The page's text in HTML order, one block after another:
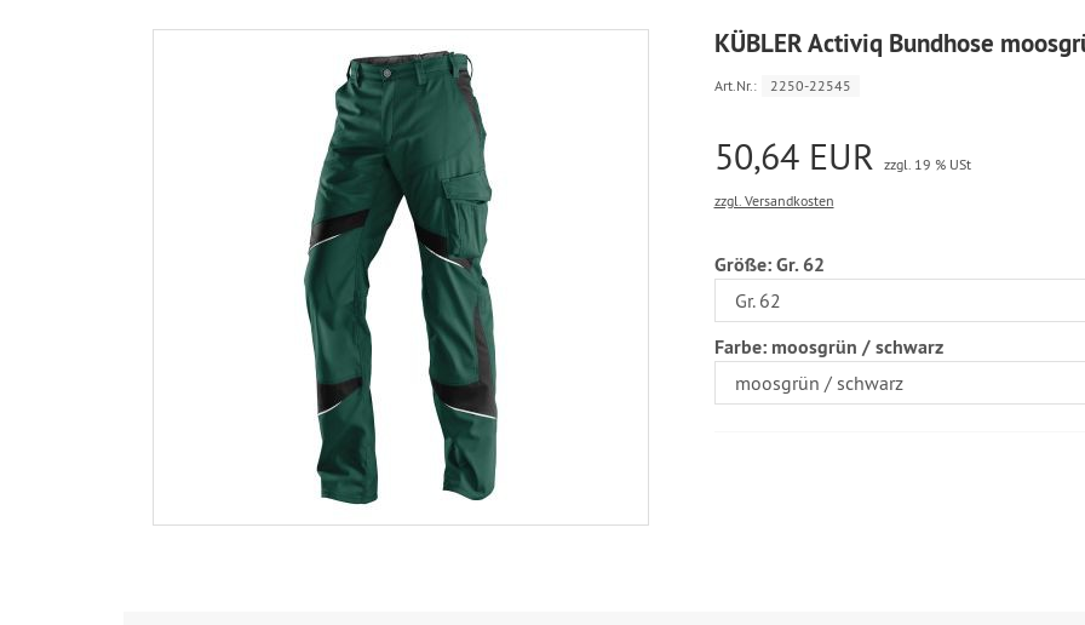
KÜBLER Activiq Bundhose
Art.Nr.: 2250-22545
50,64 EUR zzgl. 19 % USt
zzgl. Versandkosten
Größe:Gr. 62
Farbe: moosgrün / schwarz